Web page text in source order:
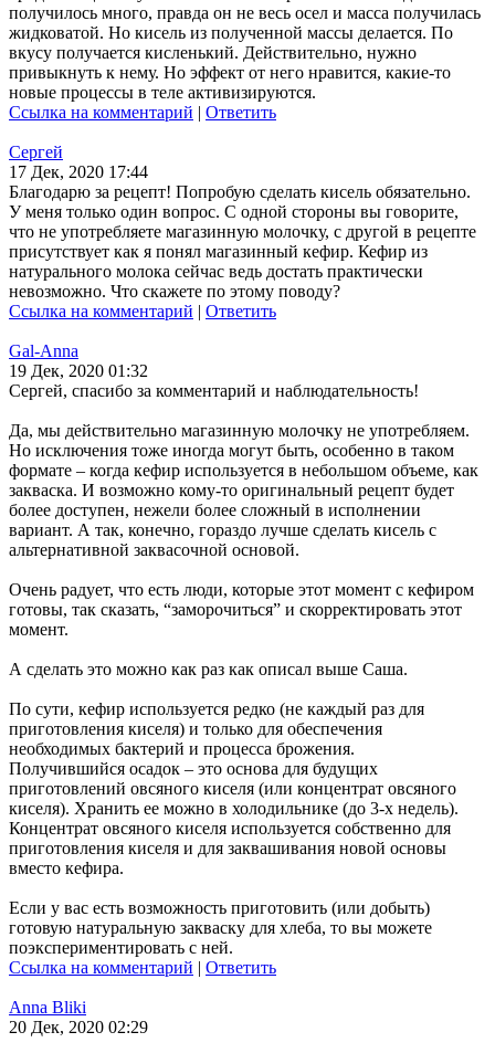
получилось много, правда он не весь осел и масса получилась
жидковатой. Но кисель из полученной массы делается. По
вкусу получается кисленький. Действительно, нужно
привыкнуть к нему. Но эффект от него нравится, какие-то
новые процессы в теле активизируются.
Ссылка на комментарий | Ответить
Сергей
17 Дек, 2020 17:44
Благодарю за рецепт! Попробую сделать кисель обязательно.
У меня только один вопрос. С одной стороны вы говорите,
что не употребляете магазинную молочку, с другой в рецепте
присутствует как я понял магазинный кефир. Кефир из
натурального молока сейчас ведь достать практически
невозможно. Что скажете по этому поводу?
Ссылка на комментарий | Ответить
Gal-Anna
19 Дек, 2020 01:32
Сергей, спасибо за комментарий и наблюдательность!
Да, мы действительно магазинную молочку не употребляем.
Но исключения тоже иногда могут быть, особенно в таком
формате – когда кефир используется в небольшом объеме, как
закваска. И возможно кому-то оригинальный рецепт будет
более доступен, нежели более сложный в исполнении
вариант. А так, конечно, гораздо лучше сделать кисель с
альтернативной заквасочной основой.
Очень радует, что есть люди, которые этот момент с кефиром
готовы, так сказать, “заморочиться” и скорректировать этот
момент.
А сделать это можно как раз как описал выше Саша.
По сути, кефир используется редко (не каждый раз для
приготовления киселя) и только для обеспечения
необходимых бактерий и процесса брожения.
Получившийся осадок – это основа для будущих
приготовлений овсяного киселя (или концентрат овсяного
киселя). Хранить ее можно в холодильнике (до 3-х недель).
Концентрат овсяного киселя используется собственно для
приготовления киселя и для заквашивания новой основы
вместо кефира.
Если у вас есть возможность приготовить (или добыть)
готовую натуральную закваску для хлеба, то вы можете
поэкспериментировать с ней.
Ссылка на комментарий | Ответить
Anna Bliki
20 Дек, 2020 02:29